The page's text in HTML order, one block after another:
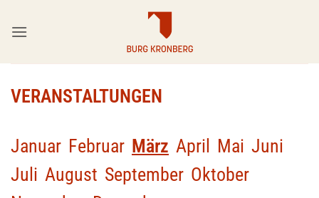
Inhalt
VERANSTALTUNGEN
Januar Februar März April Mai Juni
Juli August September Oktober